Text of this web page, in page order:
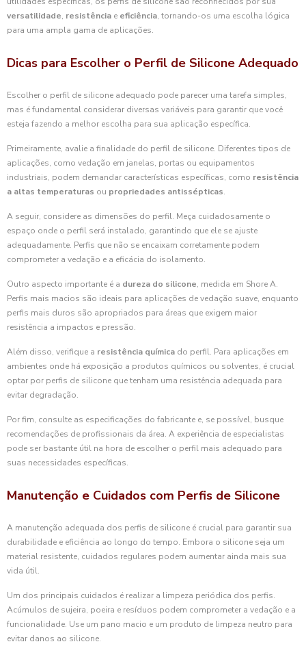
versatilidade, resistência e eficiência, tornando-os uma escolha lógica
para uma ampla gama de aplicações.
Dicas para Escolher o Perfil de Silicone Adequado
Escolher o perfil de silicone adequado pode parecer uma tarefa simples,
mas é fundamental considerar diversas variáveis para garantir que você
esteja fazendo a melhor escolha para sua aplicação específica.
Primeiramente, avalie a finalidade do perfil de silicone. Diferentes tipos de
aplicações, como vedação em janelas, portas ou equipamentos
industriais, podem demandar características específicas, como resistência
a altas temperaturas ou propriedades antissépticas.
A seguir, considere as dimensões do perfil. Meça cuidadosamente o
espaço onde o perfil será instalado, garantindo que ele se ajuste
adequadamente. Perfis que não se encaixam corretamente podem
comprometer a vedação e a eficácia do isolamento.
Outro aspecto importante é a dureza do silicone, medida em Shore A.
Perfis mais macios são ideais para aplicações de vedação suave, enquanto
perfis mais duros são apropriados para áreas que exigem maior
resistência a impactos e pressão.
Além disso, verifique a resistência química do perfil. Para aplicações em
ambientes onde há exposição a produtos químicos ou solventes, é crucial
optar por perfis de silicone que tenham uma resistência adequada para
evitar degradação.
Por fim, consulte as especificações do fabricante e, se possível, busque
recomendações de profissionais da área. A experiência de especialistas
pode ser bastante útil na hora de escolher o perfil mais adequado para
suas necessidades específicas.
Manutenção e Cuidados com Perfis de Silicone
A manutenção adequada dos perfis de silicone é crucial para garantir sua
durabilidade e eficiência ao longo do tempo. Embora o silicone seja um
material resistente, cuidados regulares podem aumentar ainda mais sua
vida útil.
Um dos principais cuidados é realizar a limpeza periódica dos perfis.
Acúmulos de sujeira, poeira e resíduos podem comprometer a vedação e a
funcionalidade. Use um pano macio e um produto de limpeza neutro para
evitar danos ao silicone.